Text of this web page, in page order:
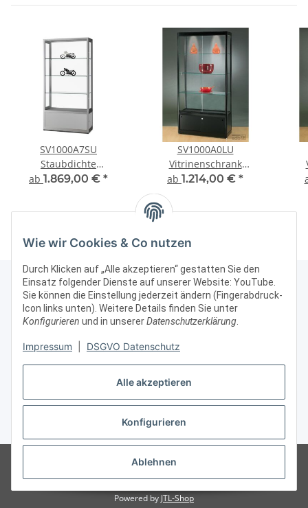
Alle akzeptieren
Konfigurieren
Ablehnen
Wie wir Cookies & Co nutzen
Durch Klicken auf „Alle akzeptieren“ gestatten Sie den
Einsatz folgender Dienste auf unserer Website: YouTube.
Sie können die Einstellung jederzeit ändern (Fingerabdruck-
Icon links unten). Weitere Details finden Sie unter
Konfigurieren und in unsererDatenschutzerklärung.
Impressum DSGVO Datenschutz
SV1000A7SU
Staubdichte
Vitrinenschrank
ab 1.869,00 € *
SV1000A0LU
Vitrinenschrank
Glasvitrine Vitrine mit
ab 1.214,00 € *
Kontakt & Rechtliches
Weitere Informationen
Vertrag widerrufen
* Alle Preise zzgl. gesetzlicher USt., zzgl.Versand
Besucherzähler: 3029205
Powered by JTL-Shop